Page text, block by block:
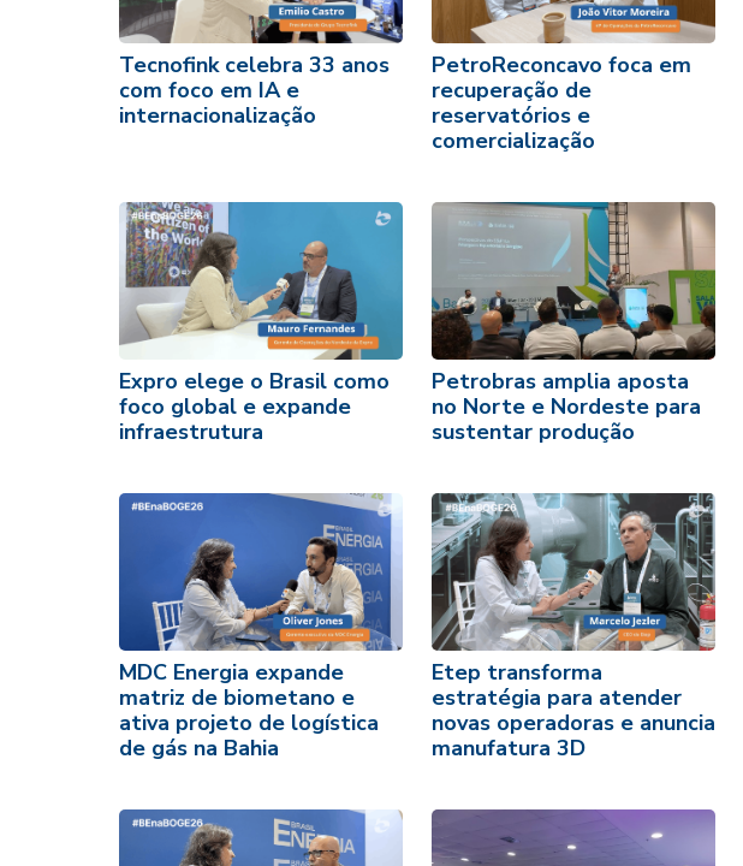
Tecnofink celebra 33 anos
com foco em IA e
internacionalização
PetroReconcavo foca em
recuperação de
reservatórios e
comercialização
Expro elege o Brasil como
foco global e expande
infraestrutura
Petrobras amplia aposta
no Norte e Nordeste para
sustentar produção
MDC Energia expande
matriz de biometano e
ativa projeto de logística
de gás na Bahia
Etep transforma
estratégia para atender
novas operadoras e anuncia
manufatura 3D